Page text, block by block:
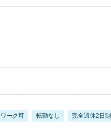
ーク可 転勤なし 完全週休2日制